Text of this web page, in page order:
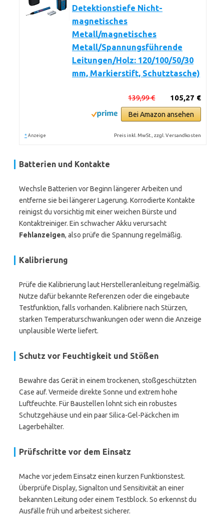
Detektionstiefe Nicht-
magnetisches
Metall/magnetisches
Metall/Spannungsführende
Leitungen/Holz: 120/100/50/30
mm, Markierstift, Schutztasche)
105,27 €
139,99 €
Bei Amazon ansehen
* Anzeige Preis inkl. MwSt., zzgl. Versandkosten
Batterien und Kontakte
Wechsle Batterien vor Beginn längerer Arbeiten und
entferne sie bei längerer Lagerung. Korrodierte Kontakte
reinigst du vorsichtig mit einer weichen Bürste und
Kontaktreiniger. Ein schwacher Akku verursacht
Fehlanzeigen, also prüfe die Spannung regelmäßig.
Kalibrierung
Prüfe die Kalibrierung laut Herstelleranleitung regelmäßig.
Nutze dafür bekannte Referenzen oder die eingebaute
Testfunktion, falls vorhanden. Kalibriere nach Stürzen,
starken Temperaturschwankungen oder wenn die Anzeige
unplausible Werte liefert.
Schutz vor Feuchtigkeit und Stößen
Bewahre das Gerät in einem trockenen, stoßgeschützten
Case auf. Vermeide direkte Sonne und extrem hohe
Luftfeuchte. Für Baustellen lohnt sich ein robustes
Schutzgehäuse und ein paar Silica-Gel-Päckchen im
Lagerbehälter.
Prüfschritte vor dem Einsatz
Mache vor jedem Einsatz einen kurzen Funktionstest.
Überprüfe Display, Signalton und Sensitivität an einer
bekannten Leitung oder einem Testblock. So erkennst du
Ausfälle früh und arbeitest sicherer.